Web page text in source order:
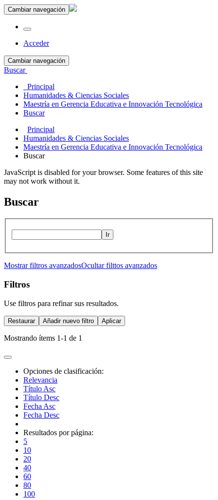
Cambiar navegación
Acceder
Cambiar navegación
Buscar
Principal
Humanidades & Ciencias Sociales
Maestría en Gerencia Educativa e Innovación Tecnológica
Buscar
Principal
Humanidades & Ciencias Sociales
Maestría en Gerencia Educativa e Innovación Tecnológica
Buscar
JavaScript is disabled for your browser. Some features of this site
may not work without it.
Buscar
Ir
Mostrar filtros avanzadosOcultar filttos avanzados
Filtros
Use filtros para refinar sus resultados.
Restaurar Añadir nuevo filtro Aplicar
Mostrando ítems 1-1 de 1
Opciones de clasificación:
Relevancia
Título Asc
Título Desc
Fecha Asc
Fecha Desc
Resultados por página:
5
10
20
40
60
80
100